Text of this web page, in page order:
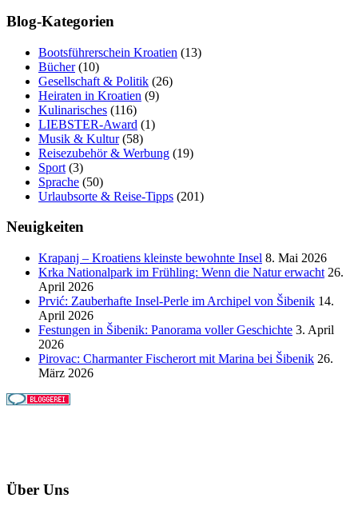
Blog-Kategorien
Bootsführerschein Kroatien (13)
Bücher(10)
Gesellschaft & Politik (26)
Heiraten in Kroatien (9)
Kulinarisches (116)
LIEBSTER-Award (1)
Musik & Kultur(58)
Reisezubehör & Werbung (19)
Sport (3)
Sprache (50)
Urlaubsorte & Reise-Tipps (201)
Neuigkeiten
Krapanj – Kroatiens kleinste bewohnte Insel 8. Mai 2026
Krka Nationalpark im Frühling: Wenn die Natur erwacht 26.
April 2026
Prvić: Zauberhafte Insel-Perle im Archipel von Šibenik 14.
April 2026
Festungen in Šibenik: Panorama voller Geschichte 3. April
2026
Pirovac: Charmanter Fischerort mit Marina bei Šibenik 26.
März 2026
Über Uns